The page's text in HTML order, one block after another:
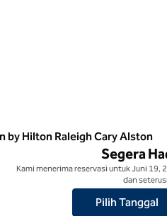
by Hilton Raleigh Cary Alston
by Hilton Raleigh Cary Alston
Inn by Hilton Raleigh Cary
Segera
Kami menerima reservasi untuk Juni 19,
dan
Pilih Tanggal